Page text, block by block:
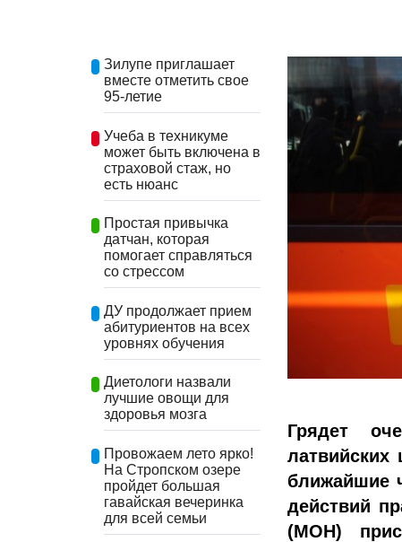
Зилупе приглашает
вместе отметить свое
95-летие
Учеба в техникуме
может быть включена в
страховой стаж, но
есть нюанс
Простая привычка
датчан, которая
помогает справляться
со стрессом
ДУ продолжает прием
абитуриентов на всех
уровнях обучения
Диетологи назвали
лучшие овощи для
здоровья мозга
Провожаем лето ярко!
На Стропском озере
пройдет большая
гавайская вечеринка
для всей семьи
Грядет
ближайшие
действий
(МОН)